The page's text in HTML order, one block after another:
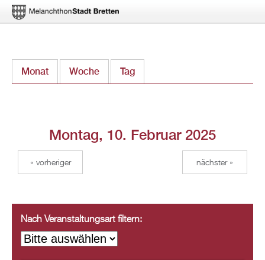
zum
Monat Woche Tag
Montag, 10. Februar 2025
« vorheriger nächster »
Nach Veranstaltungsart filtern: